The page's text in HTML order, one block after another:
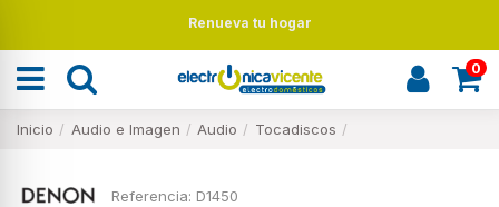
Renueva tu hogar
0
Inicio Audio e Imagen Audio Tocadiscos
Referencia: D1450